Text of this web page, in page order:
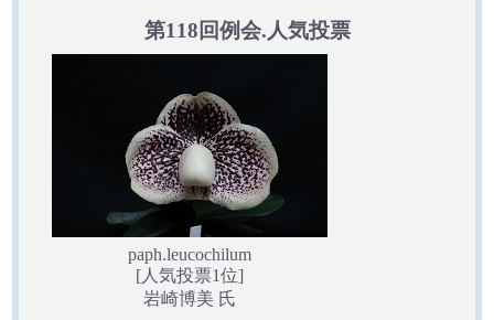
第118回例会.人気投票
paph.leucochilum
[人気投票1位]
岩崎博美 氏